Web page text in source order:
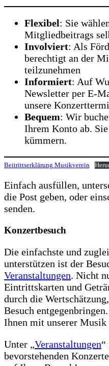
Flexibel: Sie
Mitgliedbeitrags
Involviert: Als
berechtigt an der
teilzunehmen
Informiert: Auf
Newsletter per E-
unsere
Bequem: Wir
Ihrem Konto ab.
kümmern.
Beitrittserklärung Musikverein
Einfach ausfüllen,
die Post geben, oder
senden.
Konzertbesuch
Die einfachste und
unterstützen ist der
Veranstaltungen. Nicht
Eintrittskarten und
durch die
Besuch
Ihnen mit unserer Musik
Unter „Veranstaltungen“
bevorstehenden